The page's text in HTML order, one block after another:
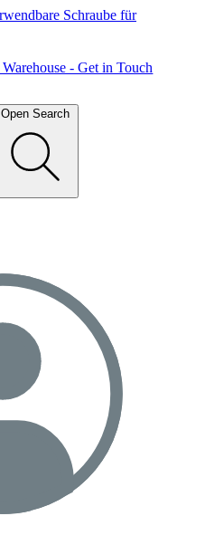
Schraube für
- Get in Touch
Open Search